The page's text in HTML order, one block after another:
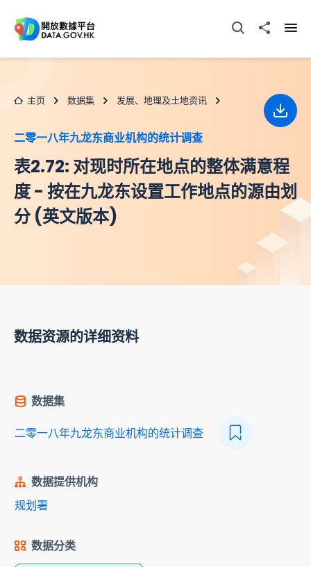
打开搜寻器分享至
主页 数据集 发展、地理及土地资讯
二零一八年九龙东商业机构的统计调查
表2.72: 对现时所在地点的整体满意程
度 - 按在九龙东设置工作地点的源由划
分 (英文版本)
下载
数据资源的详细资料
数据集
二零一八年九龙东商业机构的统计调查
数据提供机构
规划署
数据分类